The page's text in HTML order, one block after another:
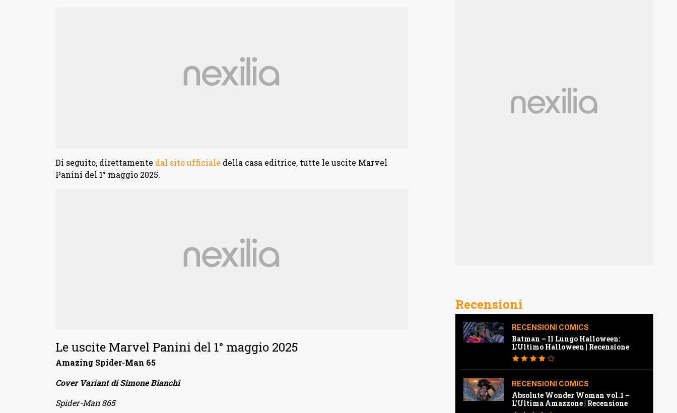
Di seguito, direttamente dal sito ufficiale della casa editrice, tutte le uscite Marvel
Panini del 1° maggio 2025.
Le uscite Marvel Panini del 1° maggio 2025
Amazing Spider-Man 65
Cover Variant di Simone Bianchi
Spider-Man 865
Recensioni
RECENSIONI COMICS
Batman – Il Lungo Halloween:
L’Ultimo Halloween | Recensione
RECENSIONI COMICS
Absolute Wonder Woman vol.1 –
L’Ultima Amazzone | Recensione